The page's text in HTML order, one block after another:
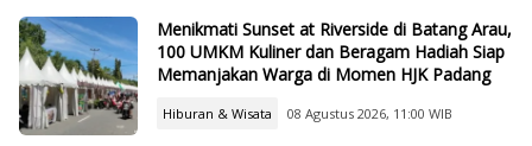
Menikmati Sunset at Riverside di Batang Arau,
100 UMKM Kuliner dan Beragam Hadiah Siap
Memanjakan Warga di Momen HJK Padang
Hiburan & Wisata 08 Agustus 2026, 11:00 WIB